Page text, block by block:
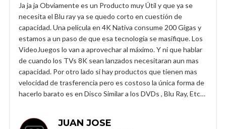
Ja ja ja Obviamente es un Producto muy Útil y que ya se
necesita el Blu ray ya se quedo corto en cuestión de
capacidad. Una película en 4K Nativa consume 200 Gigas y
estamos a un paso de que esa tecnología se masifique. Los
VideoJuegos lo van a aprovechar al máximo. Y ni que hablar
de cuando los TVs 8K sean lanzados necesitaran aun mas
capacidad. Por otro lado si hay productos que tienen mas
velocidad de trasferencia pero es costoso la única forma de
hacerlo barato es en Disco Similar a los DVDs , Blu Ray, Etc…
JUAN JOSE